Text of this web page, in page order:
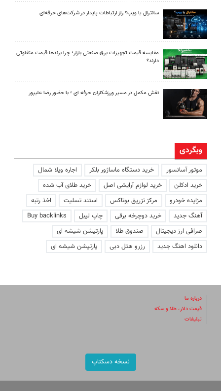
سانترال یا ویپ؟ راز ارتباطات پایدار در شرکت‌های حرفه‌ای
مقایسه قیمت تجهیزات برق صنعتی بازار؛ چرا برندها قیمت متفاوتی
دارند؟
نقش مکمل در مسیر ورزشکاران حرفه ای ؛ با حضور رضا علیپور
وبگردی
موتور آسانسور خرید دستگاه ماساژور بلکر
اجاره ویلا شمال
خرید ادکلن
خرید لوازم آرایشی اصل
خرید طلای آب شده
مزایده خودرو
مرکز تزریق بوتاکس استند تسلیت
اخذ رتبه
آهنگ جدید
خرید دوچرخه برقی چاپ لیبل
Buy backlinks
صرافی ارز دیجیتال
صندوق طلا
پارتیشن شیشه ای
دانلود اهنگ جدید
رزرو هتل دبی پارتیشن شیشه ای
درباره ما
قیمت دلار، طلا و سکه
تبلیغات
نسخه دسکتاپ